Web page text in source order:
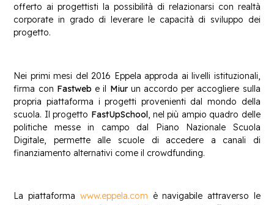
offerto ai progettisti la possibilità di relazionarsi con realtà
corporate in grado di leverare le capacità di sviluppo dei
progetto.
Nei primi mesi del 2016 Eppela approda ai livelli istituzionali,
firma con Fastweb e il Miurun accordo per accogliere sulla
propria piattaforma i progetti provenienti dal mondo della
scuola. Il progetto FastUpSchool, nel più ampio quadro delle
politiche messe in campo dal Piano Nazionale Scuola
Digitale, permette alle scuole di accedere a canali di
finanziamento alternativi come il crowdfunding.
La piattaforma www.eppela.com è navigabile attraverso le